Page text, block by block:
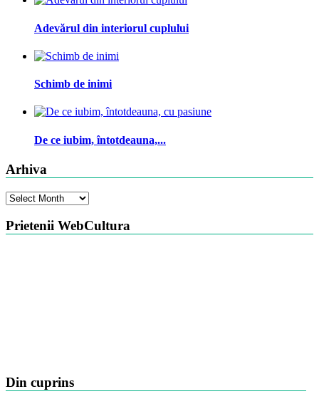
Adevărul din interiorul cuplului
Schimb de inimi
De ce iubim, întotdeauna,...
Arhiva
Arhiva
Prietenii WebCultura
Din cuprins